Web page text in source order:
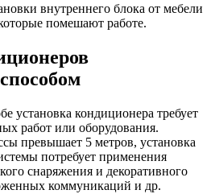
внутреннего блока от мебели
помешают работе.
установка кондиционера требует
работ или оборудования.
превышает 5 метров, установка
потребует применения
снаряжения и декоративного
коммуникаций и др.